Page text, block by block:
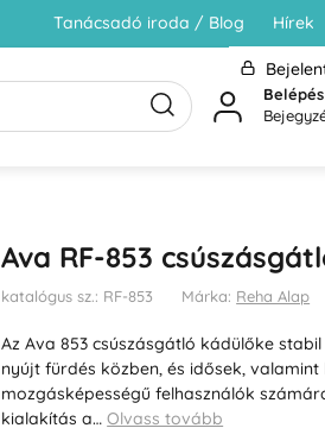
Tanácsadó iroda / Blog Hírek
Belépés
Ava RF-853
katalógus sz.: RF-853 Márka: Reha Alap
Az Ava 853 csúszásgátló kádülőke
nyújt fürdés közben, és idősek,
mozgásképességű felhasználók
kialakítás a…Olvass tovább